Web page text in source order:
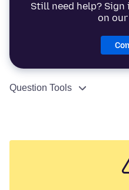
Still need help?
on
Question Tools